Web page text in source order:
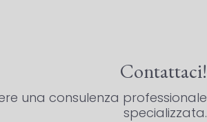
Contattaci!
una consulenza professionale
specializzata.